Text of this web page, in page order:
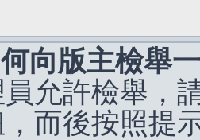
向版主檢舉
允許檢舉，
而後按照提